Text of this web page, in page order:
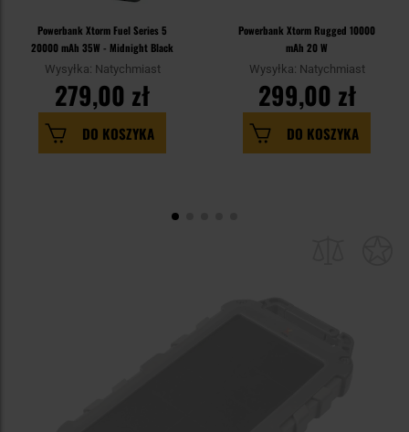
Powerbank Xtorm Fuel Series 5
20000 mAh 35W - Midnight Black
Wysyłka: Natychmiast
279,00 zł
DO KOSZYKA
Powerbank Xtorm Rugged 10000
mAh 20 W
Wysyłka: Natychmiast
299,00 zł
DO KOSZYKA